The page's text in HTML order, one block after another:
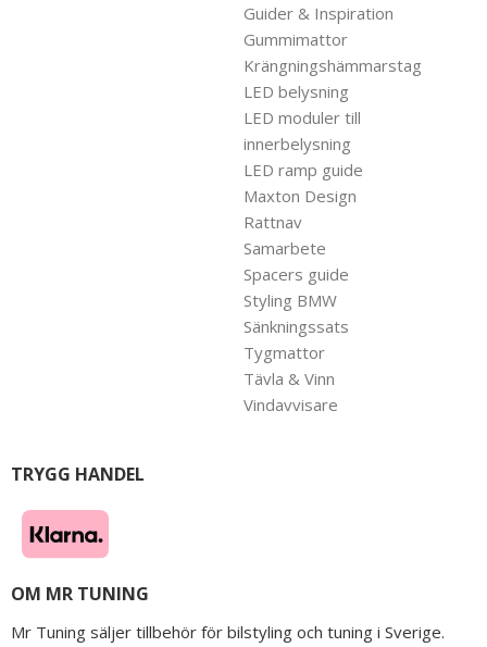
Guider & Inspiration
Gummimattor
Krängningshämmarstag
LED belysning
LED moduler till
innerbelysning
LED ramp guide
Maxton Design
Rattnav
Samarbete
Spacers guide
Styling BMW
Sänkningssats
Tygmattor
Tävla & Vinn
Vindavvisare
TRYGG HANDEL
OM MR TUNING
Mr Tuning säljer tillbehör för bilstyling och tuning i Sverige.